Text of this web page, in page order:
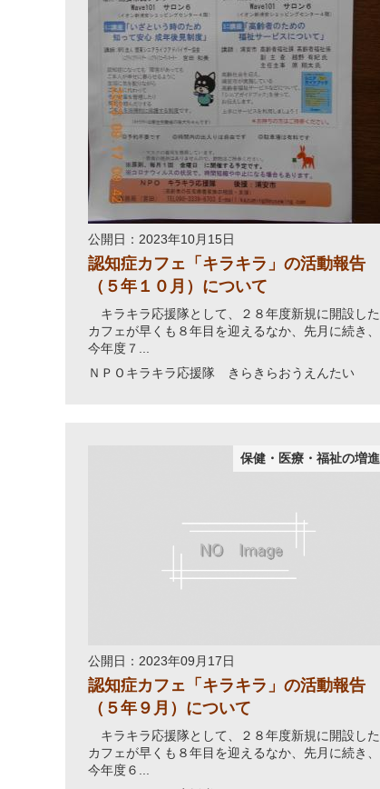
公開日：2023年10月15日
認知症カフェ「キラキラ」の活動報告
（５年１０月）について
キラキラ応援隊として、２８年度新規に開設した
カフェが早くも８年目を迎えるなか、先月に続き、
今年度７...
ＮＰＯキラキラ応援隊 きらきらおうえんたい
保健・医療・福祉の増進
公開日：2023年09月17日
認知症カフェ「キラキラ」の活動報告
（５年９月）について
キラキラ応援隊として、２８年度新規に開設した
カフェが早くも８年目を迎えるなか、先月に続き、
今年度６...